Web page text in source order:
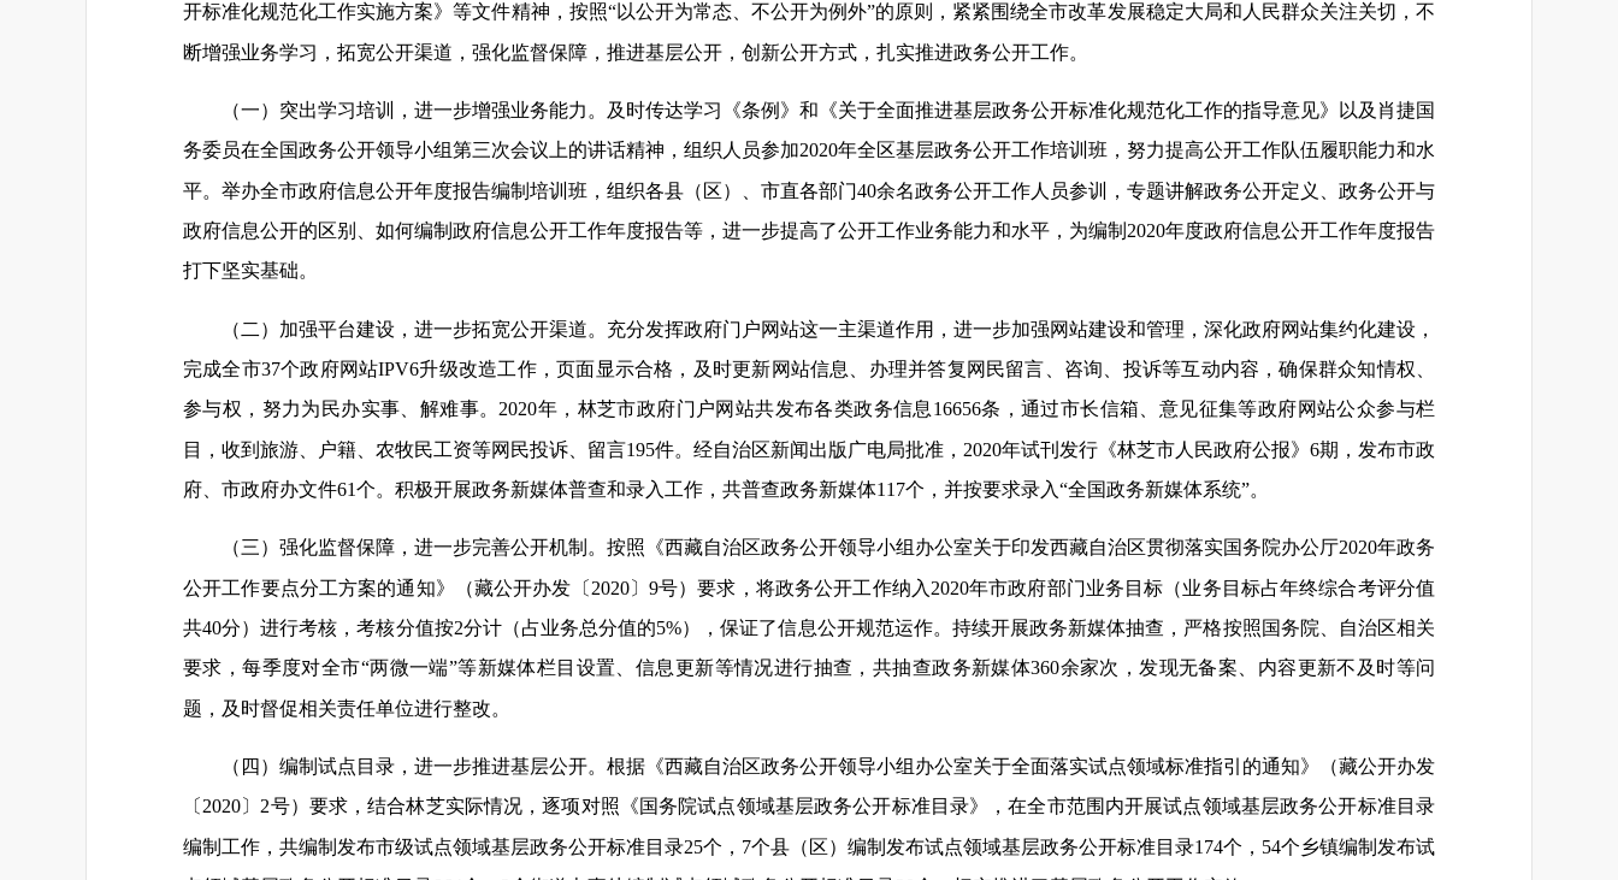
开标准化规范化工作实施方案》等文件精神，按照“以公开为常态、不公开为例外”的原则，紧紧围绕全市改革发展稳定大局和人民群众关注关切，不
断增强业务学习，拓宽公开渠道，强化监督保障，推进基层公开，创新公开方式，扎实推进政务公开工作。
（一）突出学习培训，进一步增强业务能力。及时传达学习《条例》和《关于全面推进基层政务公开标准化规范化工作的指导意见》以及肖捷国
务委员在全国政务公开领导小组第三次会议上的讲话精神，组织人员参加2020年全区基层政务公开工作培训班，努力提高公开工作队伍履职能力和水
平。举办全市政府信息公开年度报告编制培训班，组织各县（区）、市直各部门40余名政务公开工作人员参训，专题讲解政务公开定义、政务公开与
政府信息公开的区别、如何编制政府信息公开工作年度报告等，进一步提高了公开工作业务能力和水平，为编制2020年度政府信息公开工作年度报告
打下坚实基础。
（二）加强平台建设，进一步拓宽公开渠道。充分发挥政府门户网站这一主渠道作用，进一步加强网站建设和管理，深化政府网站集约化建设，
完成全市37个政府网站IPV6升级改造工作，页面显示合格，及时更新网站信息、办理并答复网民留言、咨询、投诉等互动内容，确保群众知情权、
参与权，努力为民办实事、解难事。2020年，林芝市政府门户网站共发布各类政务信息16656条，通过市长信箱、意见征集等政府网站公众参与栏
目，收到旅游、户籍、农牧民工资等网民投诉、留言195件。经自治区新闻出版广电局批准，2020年试刊发行《林芝市人民政府公报》6期，发布市政
府、市政府办文件61个。积极开展政务新媒体普查和录入工作，共普查政务新媒体117个，并按要求录入“全国政务新媒体系统”。
（三）强化监督保障，进一步完善公开机制。按照《西藏自治区政务公开领导小组办公室关于印发西藏自治区贯彻落实国务院办公厅2020年政务
公开工作要点分工方案的通知》（藏公开办发〔2020〕9号）要求，将政务公开工作纳入2020年市政府部门业务目标（业务目标占年终综合考评分值
共40分）进行考核，考核分值按2分计（占业务总分值的5%），保证了信息公开规范运作。持续开展政务新媒体抽查，严格按照国务院、自治区相关
要求，每季度对全市“两微一端”等新媒体栏目设置、信息更新等情况进行抽查，共抽查政务新媒体360余家次，发现无备案、内容更新不及时等问
题，及时督促相关责任单位进行整改。
（四）编制试点目录，进一步推进基层公开。根据《西藏自治区政务公开领导小组办公室关于全面落实试点领域标准指引的通知》（藏公开办发
〔2020〕2号）要求，结合林芝实际情况，逐项对照《国务院试点领域基层政务公开标准目录》，在全市范围内开展试点领域基层政务公开标准目录
编制工作，共编制发布市级试点领域基层政务公开标准目录25个，7个县（区）编制发布试点领域基层政务公开标准目录174个，54个乡镇编制发布试